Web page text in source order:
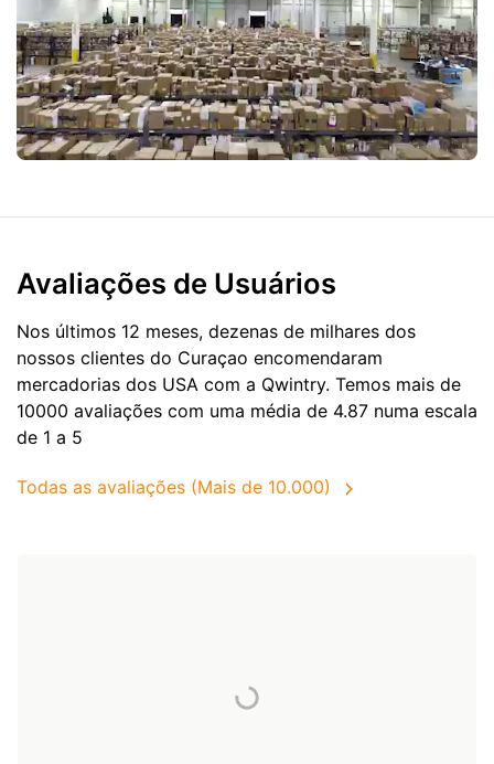
Avaliações de Usuários
Nos últimos 12 meses, dezenas de milhares dos
nossos clientes do Curaçao encomendaram
mercadorias dos USA com a Qwintry. Temos mais de
10000 avaliações com uma média de 4.87 numa escala
de 1 a 5
Todas as avaliações (Mais de 10.000)